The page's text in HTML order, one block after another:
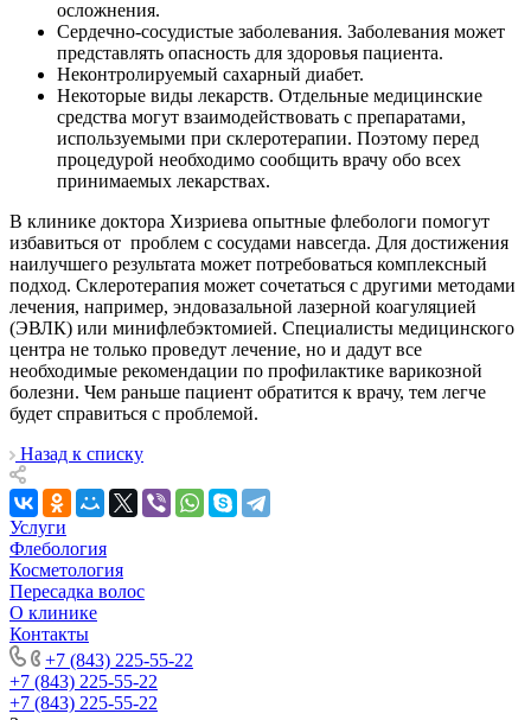
осложнения.
Сердечно-сосудистые заболевания. Заболевания может
представлять опасность для здоровья пациента.
Неконтролируемый сахарный диабет.
Некоторые виды лекарств. Отдельные медицинские
средства могут взаимодействовать с препаратами,
используемыми при склеротерапии. Поэтому перед
процедурой необходимо сообщить врачу обо всех
принимаемых лекарствах.
В клинике доктора Хизриева опытные флебологи помогут
избавиться от проблем с сосудами навсегда. Для достижения
наилучшего результата может потребоваться комплексный
подход. Склеротерапия может сочетаться с другими методами
лечения, например, эндовазальной лазерной коагуляцией
(ЭВЛК) или минифлебэктомией. Специалисты медицинского
центра не только проведут лечение, но и дадут все
необходимые рекомендации по профилактике варикозной
болезни. Чем раньше пациент обратится к врачу, тем легче
будет справиться с проблемой.
Назад к списку
Услуги
Флебология
Косметология
Пересадка волос
О клинике
Контакты
+7 (843) 225-55-22
+7 (843) 225-55-22
+7 (843) 225-55-22